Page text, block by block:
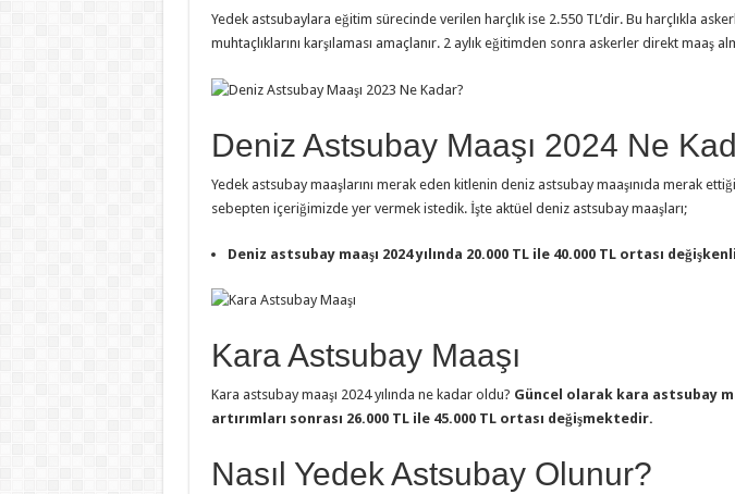
Yedek astsubaylara eğitim sürecinde verilen harçlık ise 2.550 TL’dir. Bu harçlıkla
muhtaçlıklarını karşılaması amaçlanır. 2 aylık eğitimden sonra askerler direkt maaş
Deniz Astsubay Maaşı 2024 Ne
Yedek astsubay maaşlarını merak eden kitlenin deniz astsubay maaşınıda merak
sebepten içeriğimizde yer vermek istedik. İşte aktüel deniz astsubay maaşları;
Deniz astsubay maaşı 2024 yılında 20.000 TL ile 40.000 TL ortası
Kara Astsubay Maaşı
Kara astsubay maaşı 2024 yılında ne kadar oldu? Güncel olarak kara astsubay
artırımları sonrası 26.000 TL ile 45.000 TL ortası değişmektedir.
Nasıl Yedek Astsubay Olunur?